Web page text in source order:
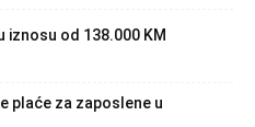
iznosu od 138.000 KM
plaće za zaposlene u